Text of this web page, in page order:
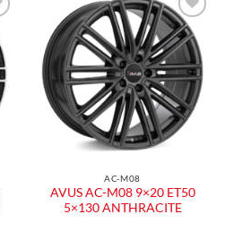
AC-M08
AVUS AC-M08 9×20 ET50
5×130 ANTHRACITE